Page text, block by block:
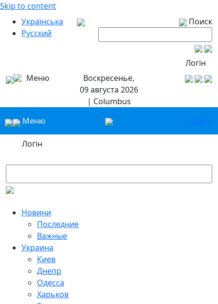
Skip to content
Українська
Русский
Поиск
Логін
Меню
Воскресенье,
09 августа 2026
| Columbus
Меню
УкрРу
Логін
Новини
Последние
Важные
Украина
Киев
Днепр
Одесса
Харьков